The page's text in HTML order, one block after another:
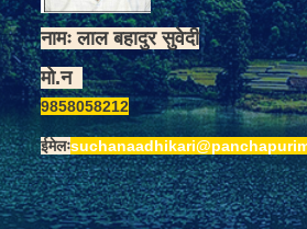
नामः लाल बहादुर सुवेदी
मो.न
9858058212
ईमेलः